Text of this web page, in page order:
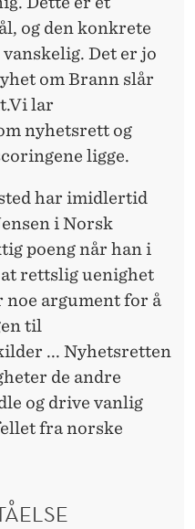
og den konkrete
Det er jo
om Brann slår
lar
nyhetsrett og
ligge.
har imidlertid
i Norsk
poeng når han i
rettslig uenighet
noe argument for å
til
... Nyhetsretten
de andre
og drive vanlig
fra norske